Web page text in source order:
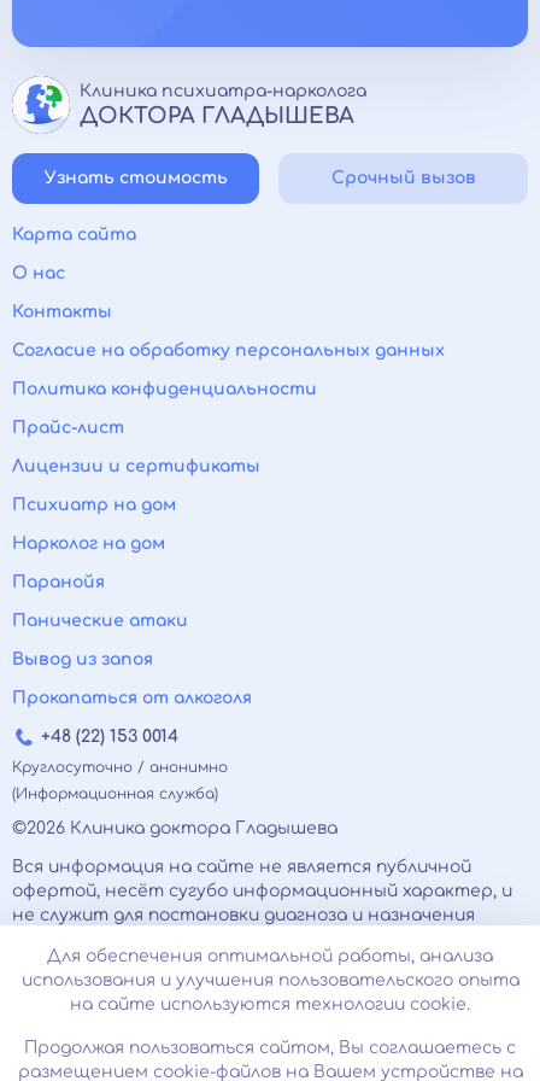
Клиника психиатра-нарколога
ДОКТОРА ГЛАДЫШЕВА
Узнать стоимость Срочный вызов
Карта сайта
О нас
Контакты
Согласие на обработку персональных данных
Политика конфиденциальности
Прайс-лист
Лицензии и сертификаты
Психиатр на дом
Нарколог на дом
Паранойя
Панические атаки
Вывод из запоя
Прокапаться от алкоголя
+48 (22) 153 0014
Круглосуточно / анонимно
(Информационная служба)
©2026 Клиника доктора Гладышева
Вся информация на сайте не является публичной
офертой, несёт сугубо информационный характер, и
не служит для постановки диагноза и назначения
Есть противопоказания, необходимо
проконсультироваться с врачом. Консультационные
услуги, оказываемые по телефону, мессенджерам и в
соцсетях носят исключительно информационный
характер и не являются медицинскими услугами.
Для обеспечения оптимальной работы, анализа
использования и улучшения пользовательского опыта
на сайте используются технологии cookie.
Продолжая пользоваться сайтом, Вы соглашаетесь с
размещением cookie-файлов на Вашем устройстве на